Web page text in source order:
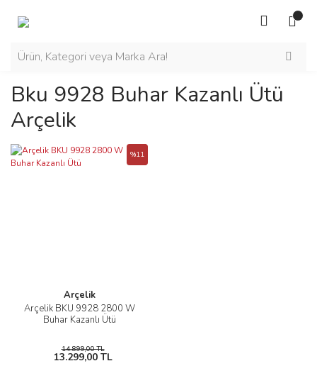
Bku 9928 Buhar Kazanlı Ütü
Arçelik
Arçelik
Arçelik BKU 9928 2800 W
Buhar Kazanlı Ütü
%11
14.899,00 TL
13.299,00 TL